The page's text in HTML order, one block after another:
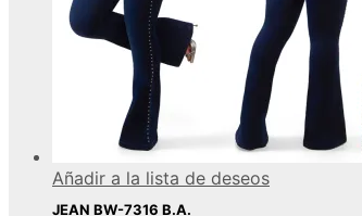
Añadir a la lista de deseos
JEAN BW-7316 B.A.